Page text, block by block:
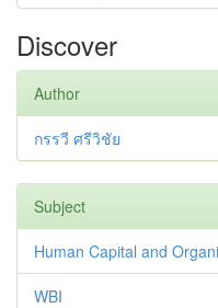
Discover
Author
กรรวี ศรีวิชัย
Subject
Human Capital and
WBI